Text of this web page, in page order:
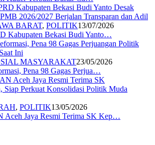
BARAT, POLITIK13/07/2026
Kabupaten Bekasi Budi Yanto…
MASYARAKAT23/05/2026
Pena 98 Gagas Perjua…
, POLITIK13/05/2026
Aceh Jaya Resmi Terima SK Kep…